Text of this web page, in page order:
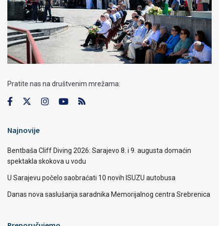
Pratite nas na društvenim mrežama:
Najnovije
Bentbaša Cliff Diving 2026: Sarajevo 8. i 9. augusta domaćin
spektakla skokova u vodu
U Sarajevu počelo saobraćati 10 novih ISUZU autobusa
Danas nova saslušanja saradnika Memorijalnog centra Srebrenica